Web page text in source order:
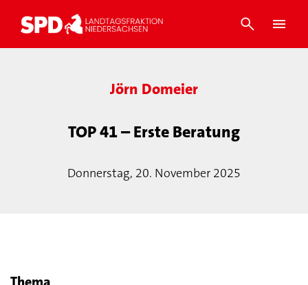
Jörn Domeier
TOP 41 – Erste Beratung
Donnerstag, 20. November 2025